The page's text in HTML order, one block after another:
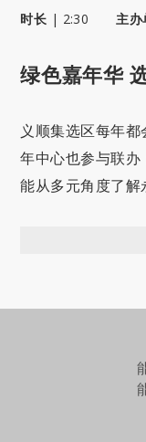
时长 | 2:30 主办
绿色嘉年华
义顺集选区每年
年中心也参与联
能从多元角度了解